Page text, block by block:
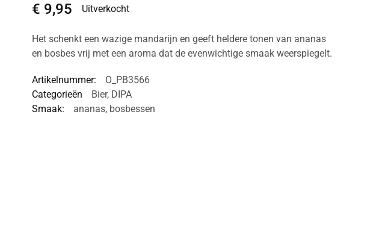
€ 9,95 Uitverkocht
Het schenkt een wazige mandarijn en geeft heldere tonen van ananas
en bosbes vrij met een aroma dat de evenwichtige smaak weerspiegelt.
Artikelnummer:
O_PB3566
Categorieën
Bier, DIPA
Smaak:
ananas, bosbessen